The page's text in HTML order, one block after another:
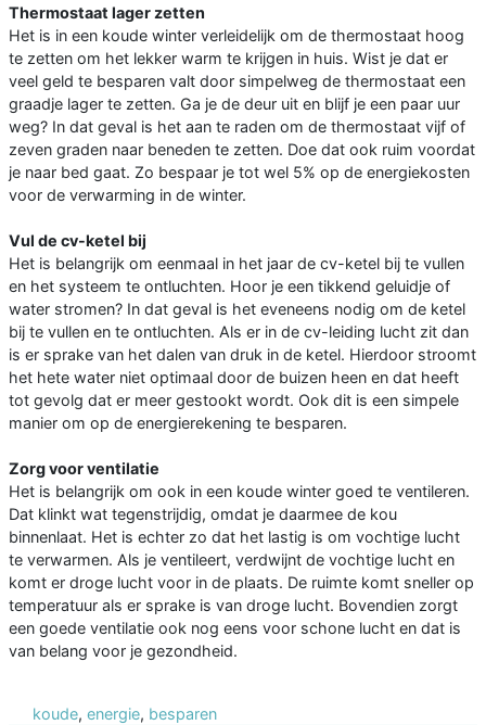
Thermostaat lager zetten
Het is in een koude winter verleidelijk om de thermostaat hoog
te zetten om het lekker warm te krijgen in huis. Wist je dat er
veel geld te besparen valt door simpelweg de thermostaat een
graadje lager te zetten. Ga je de deur uit en blijf je een paar uur
weg? In dat geval is het aan te raden om de thermostaat vijf of
zeven graden naar beneden te zetten. Doe dat ook ruim voordat
je naar bed gaat. Zo bespaar je tot wel 5% op de energiekosten
voor de verwarming in de winter.
Vul de cv-ketel bij
Het is belangrijk om eenmaal in het jaar de cv-ketel bij te vullen
en het systeem te ontluchten. Hoor je een tikkend geluidje of
water stromen? In dat geval is het eveneens nodig om de ketel
bij te vullen en te ontluchten. Als er in de cv-leiding lucht zit dan
is er sprake van het dalen van druk in de ketel. Hierdoor stroomt
het hete water niet optimaal door de buizen heen en dat heeft
tot gevolg dat er meer gestookt wordt. Ook dit is een simpele
manier om op de energierekening te besparen.
Zorg voor ventilatie
Het is belangrijk om ook in een koude winter goed te ventileren.
Dat klinkt wat tegenstrijdig, omdat je daarmee de kou
binnenlaat. Het is echter zo dat het lastig is om vochtige lucht
te verwarmen. Als je ventileert, verdwijnt de vochtige lucht en
komt er droge lucht voor in de plaats. De ruimte komt sneller op
temperatuur als er sprake is van droge lucht. Bovendien zorgt
een goede ventilatie ook nog eens voor schone lucht en dat is
van belang voor je gezondheid.
koude, energie, besparen